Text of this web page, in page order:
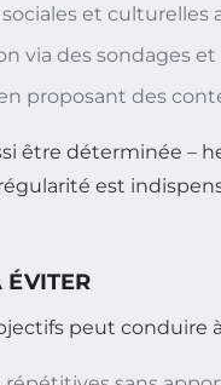
et culturelles
via des sondages
proposant des
être déterminée
est
ÉVITER
peut